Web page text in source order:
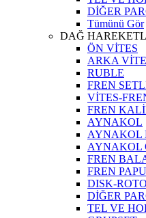
DİĞER
Tümünü Gör
DAĞ
ÖN VİTES
ARKA
RUBLE
FREN
VİTES-
FREN
AYNAKOL
AYNAKOL
AYNAKOL
FREN
FREN
DISK-
DİĞER
TEL VE